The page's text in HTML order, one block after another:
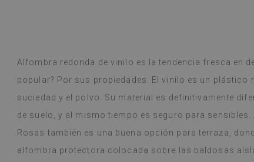
Alfombra redonda de vinilo es la tendencia fresca en
popular? Por sus propiedades. El vinilo es un plástico
suciedad y el polvo. Su material es definitivamente
de suelo, y al mismo tiempo es seguro para
Rosas también es una buena opción para terraza,
alfombra protectora colocada sobre las baldosas
Google,ver original)
hace 1